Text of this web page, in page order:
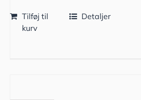
Tilføj til
kurv
Detaljer